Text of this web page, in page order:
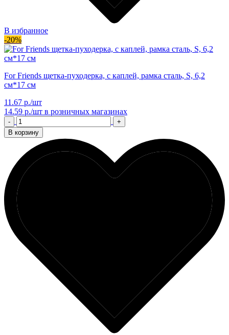
В избранное
-20%
For Friends щетка-пуходерка, с каплей, рамка сталь, S, 6,2
см*17 см
11.67 р./шт
14.59 р./шт в розничных магазинах
-
+
В корзину